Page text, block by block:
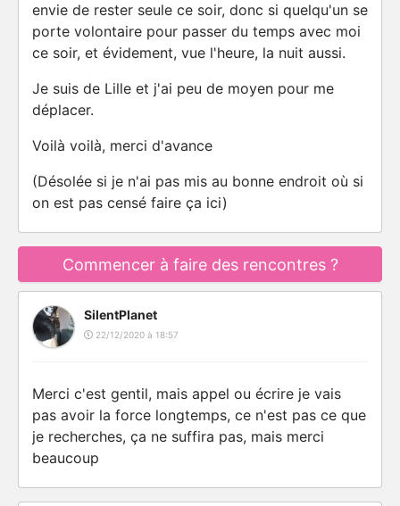
envie de rester seule ce soir, donc si quelqu'un se
porte volontaire pour passer du temps avec moi
ce soir, et évidement, vue l'heure, la nuit aussi.
Je suis de Lille et j'ai peu de moyen pour me
déplacer.
Voilà voilà, merci d'avance
(Désolée si je n'ai pas mis au bonne endroit où si
on est pas censé faire ça ici)
Commencer à faire des rencontres ?
SilentPlanet
22/12/2020 à 18:57
Merci c'est gentil, mais appel ou écrire je vais
pas avoir la force longtemps, ce n'est pas ce que
je recherches, ça ne suffira pas, mais merci
beaucoup